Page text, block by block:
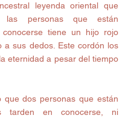
leyenda oriental que
las personas que están
conocerse tiene un hijo rojo
a sus dedos. Este cordón los
eternidad a pesar del tiempo
que dos personas que están
tarden en conocerse, ni